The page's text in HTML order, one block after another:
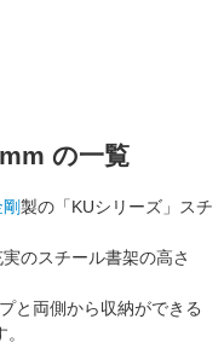
の一覧
製の「KUシリーズ」スチ
のスチール書架の高さ
と 両側から収納ができる